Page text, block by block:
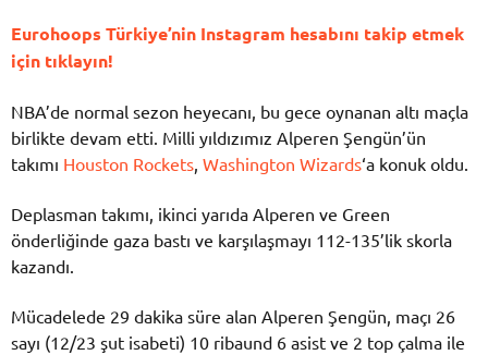
Eurohoops Türkiye’nin Instagram hesabını takip etmek
için tıklayın!
NBA’de normal sezon heyecanı, bu gece oynanan altı maçla
birlikte devam etti. Milli yıldızımız Alperen Şengün’ün
takımı Houston Rockets Washington Wizards‘a konuk oldu.
Deplasman takımı, ikinci yarıda Alperen ve Green
önderliğinde gaza bastı ve karşılaşmayı 112-135’lik skorla
kazandı.
Mücadelede 29 dakika süre alan Alperen Şengün, maçı 26
sayı (12/23 şut isabeti) 10 ribaund 6 asist ve 2 top çalma ile